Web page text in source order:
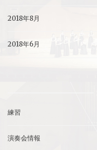
2018年8月
2018年6月
練習
演奏会情報